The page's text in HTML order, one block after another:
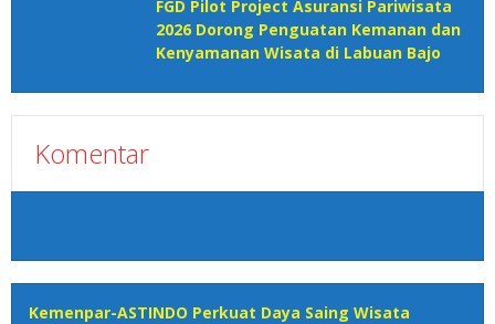
FGD Pilot Project Asuransi Pariwisata
2026 Dorong Penguatan Kemanan dan
Kenyamanan Wisata di Labuan Bajo
Komentar
Kemenpar-ASTINDO Perkuat Daya Saing Wisata